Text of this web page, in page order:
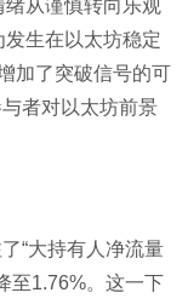
从谨慎转向乐观
生在以太坊稳定
加了突破信号的可
者对以太坊前景
“大持有人净流量
至1.76%。这一下